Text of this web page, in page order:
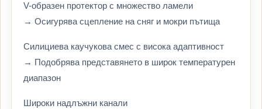
V-образен протектор с множество ламели
→ Осигурява сцепление на сняг и мокри пътища
Силициева каучукова смес с висока адаптивност
→ Подобрява представянето в широк температурен
диапазон
Широки надлъжни канали